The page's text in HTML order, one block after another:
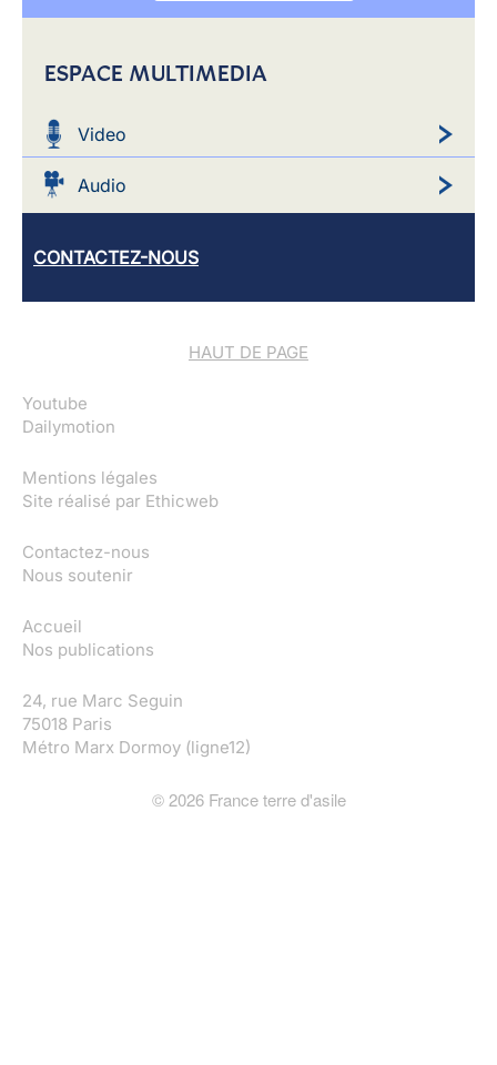
ESPACE MULTIMEDIA
Video
Audio
CONTACTEZ-NOUS
HAUT DE PAGE
Youtube
Dailymotion
Mentions légales
Site réalisé par Ethicweb
Contactez-nous
Nous soutenir
Accueil
Nos publications
24, rue Marc Seguin
75018 Paris
Métro Marx Dormoy (ligne12)
©2026France terre d'asile